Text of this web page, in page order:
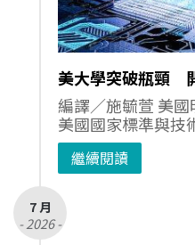
美大學突破瓶頸
編譯／施毓萱 美
美國國家標準與
繼續閱讀
7 月
- 2026 -